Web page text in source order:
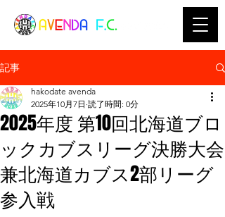
記事
2025年度 第10回北海道ブロ
ックカブスリーグ決勝大会
兼北海道カブス2部リーグ
参入戦
hakodate avenda
2025年10月7日 読了時間: 0分